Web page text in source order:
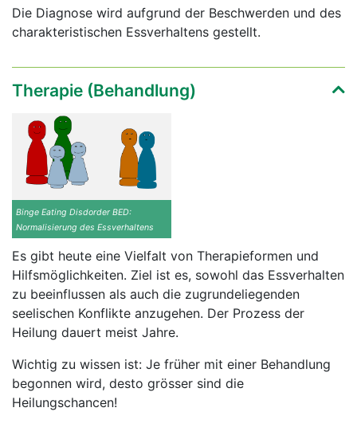
Die Diagnose wird aufgrund der Beschwerden und des
charakteristischen Essverhaltens gestellt.
Therapie (Behandlung)
Binge Eating Disdorder BED:
Normalisierung des Essverhaltens
Es gibt heute eine Vielfalt von Therapieformen und
Hilfsmöglichkeiten. Ziel ist es, sowohl das Essverhalten
zu beeinflussen als auch die zugrundeliegenden
seelischen Konflikte anzugehen. Der Prozess der
Heilung dauert meist Jahre.
Wichtig zu wissen ist: Je früher mit einer Behandlung
begonnen wird, desto grösser sind die
Heilungschancen!